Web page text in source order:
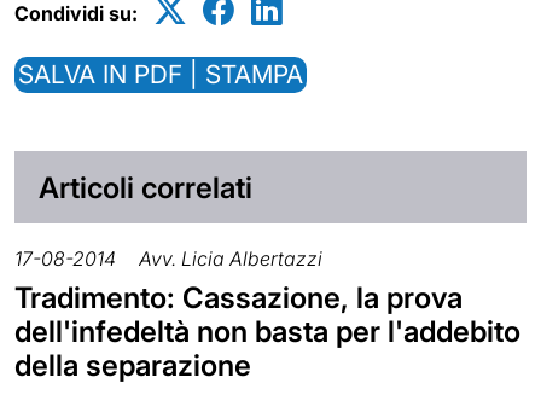
Condividi su:
SALVA IN PDF | STAMPA
Articoli correlati
17-08-2014 Avv. Licia Albertazzi
Tradimento: Cassazione, la prova
dell'infedeltà non basta per l'addebito
della separazione